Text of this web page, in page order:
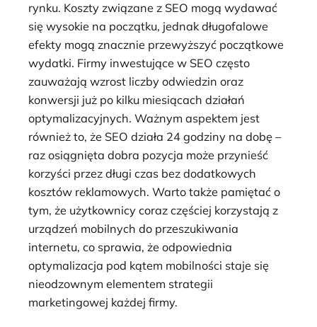
rynku. Koszty związane z SEO mogą wydawać
się wysokie na początku, jednak długofalowe
efekty mogą znacznie przewyższyć początkowe
wydatki. Firmy inwestujące w SEO często
zauważają wzrost liczby odwiedzin oraz
konwersji już po kilku miesiącach działań
optymalizacyjnych. Ważnym aspektem jest
również to, że SEO działa 24 godziny na dobę –
raz osiągnięta dobra pozycja może przynieść
korzyści przez długi czas bez dodatkowych
kosztów reklamowych. Warto także pamiętać o
tym, że użytkownicy coraz częściej korzystają z
urządzeń mobilnych do przeszukiwania
internetu, co sprawia, że odpowiednia
optymalizacja pod kątem mobilności staje się
nieodzownym elementem strategii
marketingowej każdej firmy.